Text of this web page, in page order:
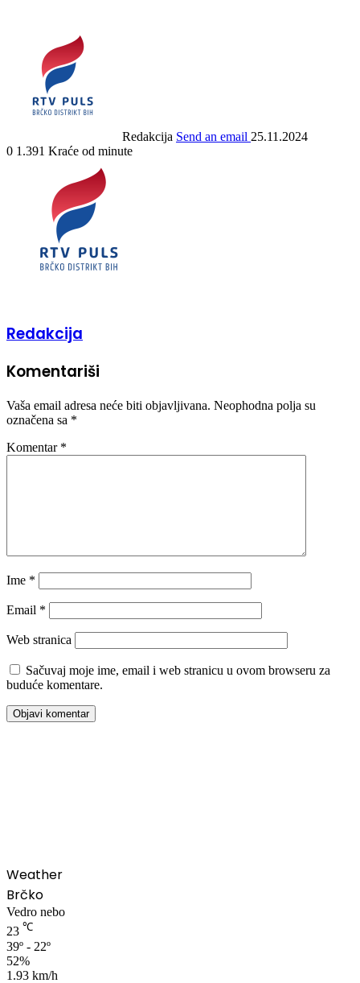
Redakcija Send an email 25.11.2024
0 1.391 Kraće od minute
Redakcija
Komentariši
Vaša email adresa neće biti objavljivana. Neophodna polja su
označena sa *
Komentar *
Ime *
Email *
Web stranica
Sačuvaj moje ime, email i web stranicu u ovom browseru za
buduće komentare.
Weather
Brčko
Vedro nebo
23 ℃
39º - 22º
52%
1.93 km/h